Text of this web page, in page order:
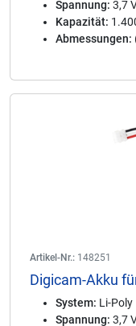
Spannung: 3,7
Kapazität:
Abmessungen:
Artikel-Nr.: 148251
Digicam-Akku
System: Li-Poly
Spannung: 3,7